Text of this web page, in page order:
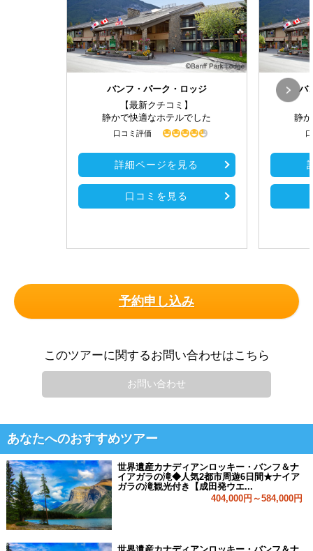
バンフ・パーク・ロッジ
【最新クチコミ】
静かで快適なホテルでした
口コミ評価
詳細ページを見る
口コミを見る
バ
静
予約申し込み
このツアーに関するお問い合わせはこちら
お問い合わせ
あなたへのおすすめツアー
世界遺産カナディアンロッキー・バンフ＆ナ
イアガラの滝◆人気2都市周遊6日間★ナイア
ガラの滝観光付き【成田発ウエ...
404,000円～584,000円